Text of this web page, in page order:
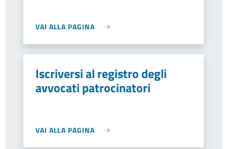
VAI ALLA PAGINA
Iscriversi al registro degli
avvocati patrocinatori
VAI ALLA PAGINA